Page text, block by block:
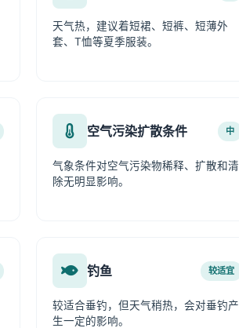
天气热，建议着短裙、短裤、短薄外
套、T恤等夏季服装。
空气污染扩散条件 中
气象条件对空气污染物稀释、扩散和清
除无明显影响。
钓鱼 较适宜
较适合垂钓，但天气稍热，会对垂钓产
生一定的影响。